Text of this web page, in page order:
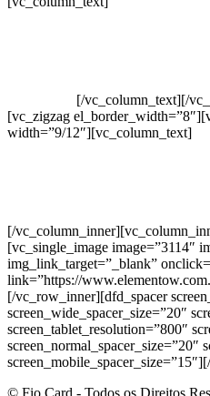
[/vc_column_text][/
[vc_zigzag
width=”9/12″][vc_column_text]
[/
[vc_single_image image=”3114″
img_link_target=”_blank”
link=”https://
[/vc_row_inner][dfd_spacer
screen_wide_spacer_size=”20″
screen_tablet_resolution=”800″
screen_normal_spacer_size=”20″
© Fio Card - Todos os Direitos